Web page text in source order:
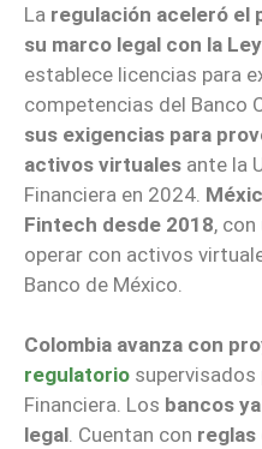
La regulación aceleró el
su marco legal con la
establece licencias para
competencias del Banco
sus exigencias para
activos virtuales ante la
Financiera en 2024.
Fintech desde 2018,
operar con activos
Banco de México.
Colombia avanza con
regulatorio supervisados
Financiera. Los bancos
legal. Cuentan con reglas